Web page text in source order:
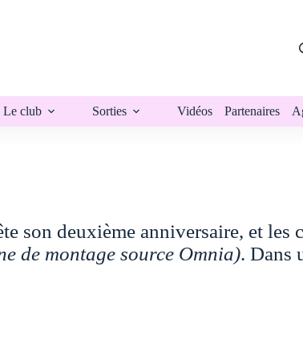
Le club Sorties Vidéos Partenaires
son deuxième anniversaire, et les
de montage source Omnia). Dans